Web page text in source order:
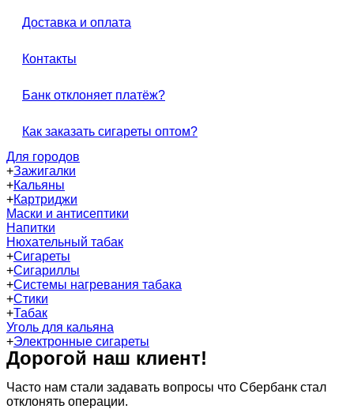
Доставка и оплата
Контакты
Банк отклоняет платёж?
Как заказать сигареты оптом?
Для городов
+Зажигалки
+Кальяны
+Картриджи
Маски и антисептики
Напитки
Нюхательный табак
+Сигареты
+Сигариллы
+Системы нагревания табака
+Стики
+Табак
Уголь для кальяна
+Электронные сигареты
Дорогой наш клиент!
Часто нам стали задавать вопросы что Сбербанк стал
отклонять операции.